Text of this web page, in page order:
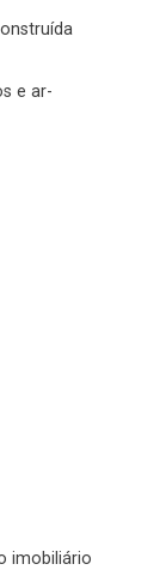
e ar-
imobiliário